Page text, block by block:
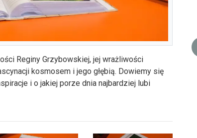
Reginy Grzybowskiej, jej wrażliwości
kosmosem i jego głębią. Dowiemy się
i o jakiej porze dnia najbardziej lubi